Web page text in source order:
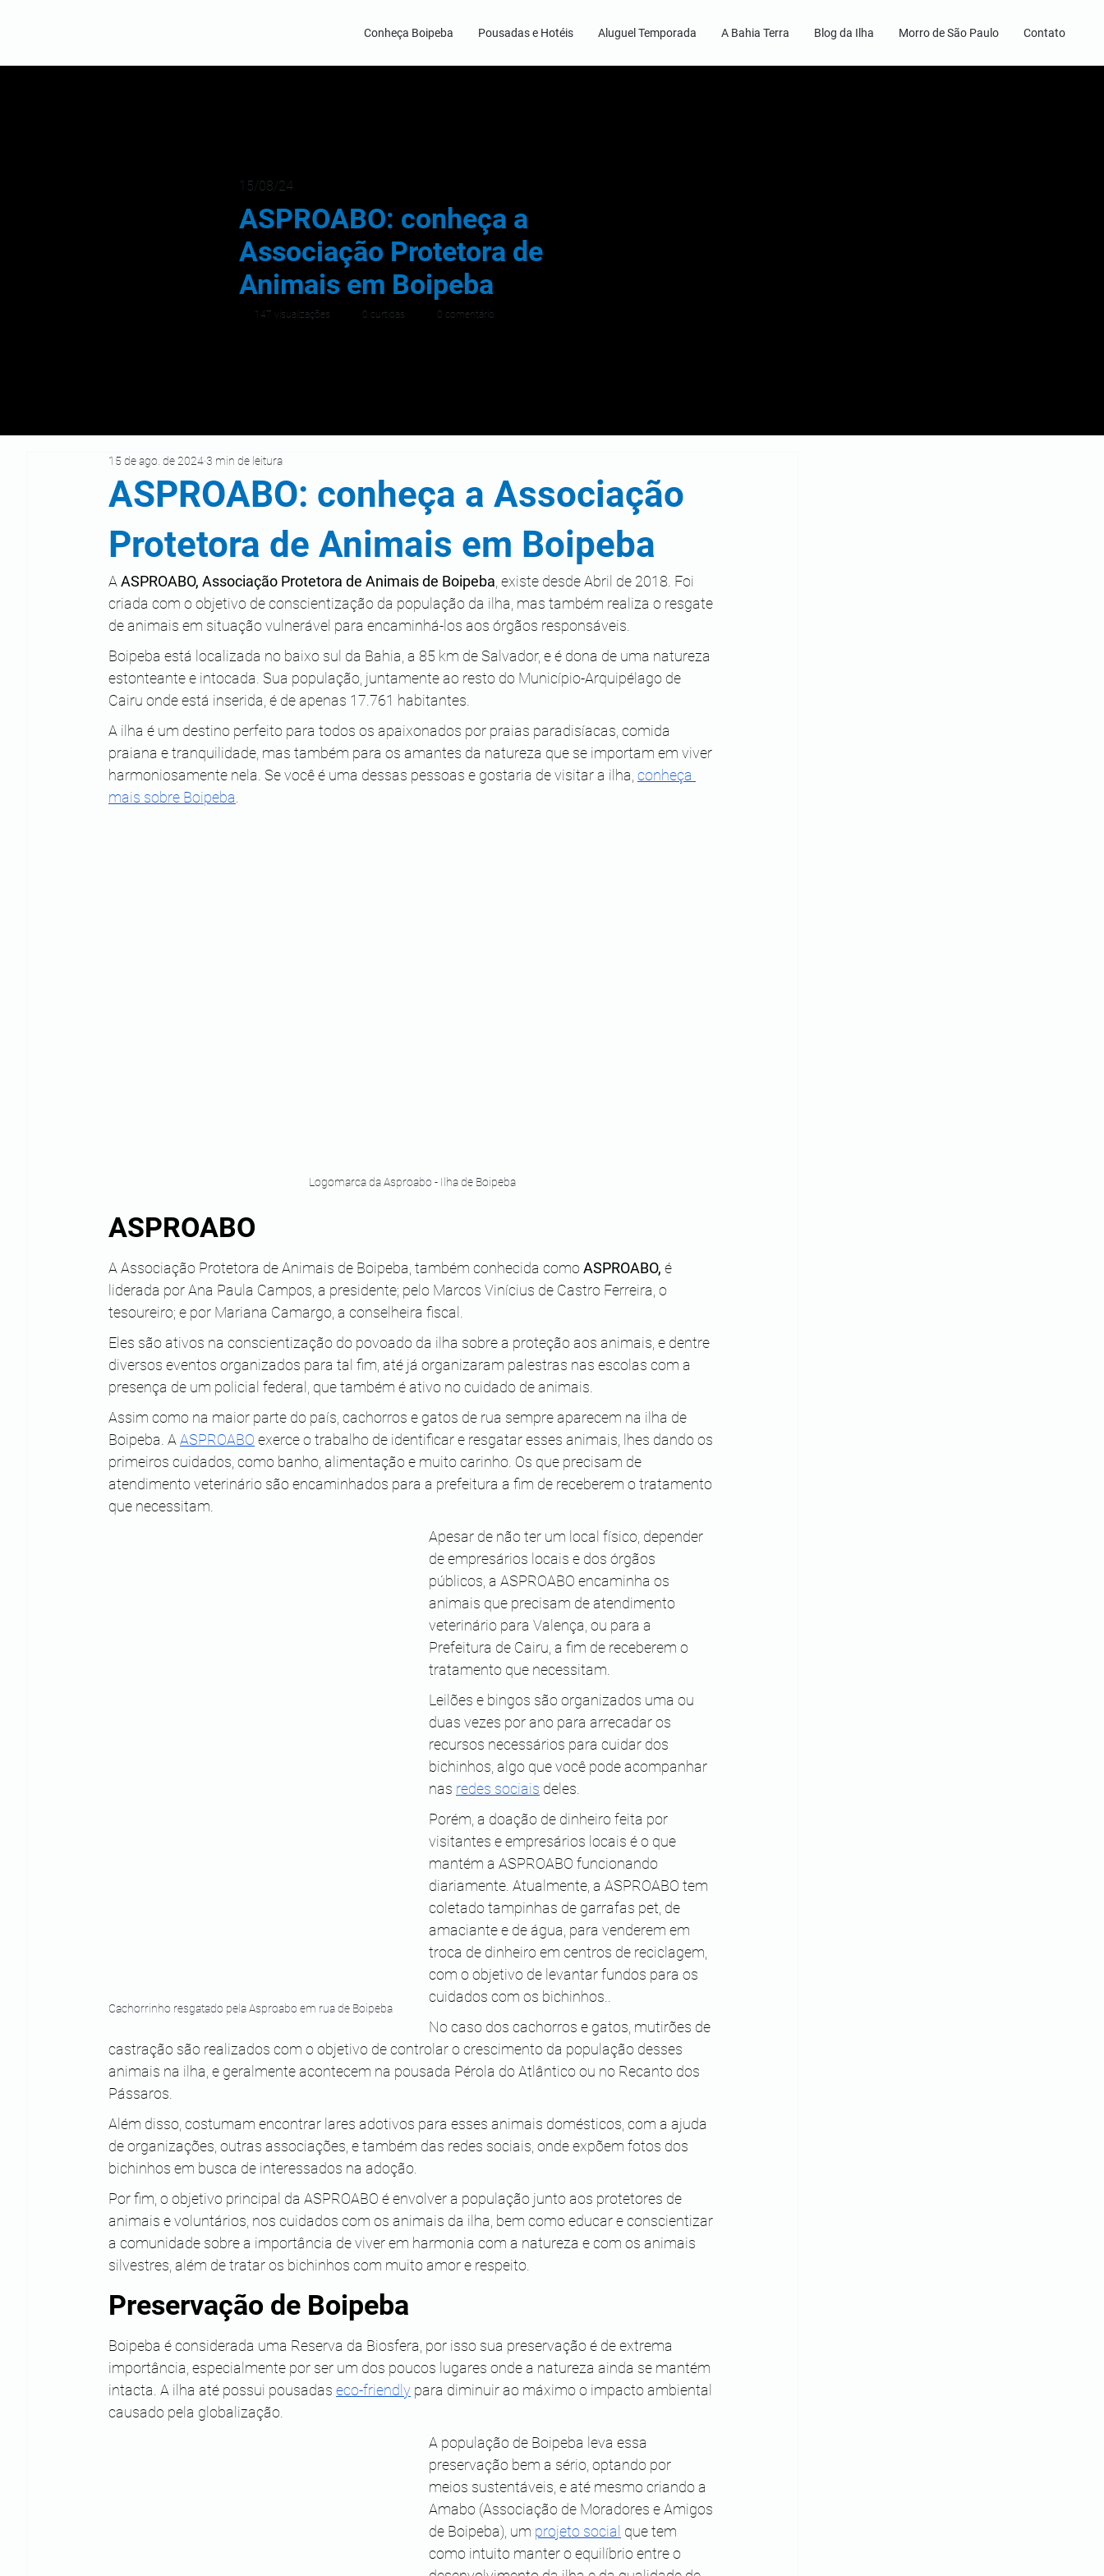
Conheça Boipeba Pousadas e Hotéis Aluguel Temporada A Bahia Terra Blog da Ilha Morro de São Paulo Contato
147 visualizações 0 curtidas 0 comentário
ASPROABO: conheça a
Associação Protetora de
Animais em Boipeba
15/08/24
ASPROABO: conheça a Associação
Protetora de Animais em Boipeba
15 de ago. de 20243 min de leitura
A ASPROABO, Associação Protetora de Animais de Boipeba , existe desde Abril de 2018. Foi
criada com o objetivo de conscientização da população da ilha, mas também realiza o resgate
de animais em situação vulnerável para encaminhá-los aos órgãos responsáveis.
Boipeba está localizada no baixo sul da Bahia, a 85 km de Salvador, e é dona de uma natureza
estonteante e intocada. Sua população, juntamente ao resto do Município-Arquipélago de
Cairu onde está inserida, é de apenas 17.761 habitantes.
A ilha é um destino perfeito para todos os apaixonados por praias paradisíacas, comida
praiana e tranquilidade, mas também para os amantes da natureza que se importam em viver
harmoniosamente nela. Se você é uma dessas pessoas e gostaria de visitar a ilha, conheça
mais sobre Boipeba
Logomarca da Asproabo - Ilha de Boipeba
ASPROABO
A Associação Protetora de Animais de Boipeba, também conhecida como ASPROABO, é
liderada por Ana Paula Campos, a presidente; pelo Marcos Vinícius de Castro Ferreira, o
tesoureiro; e por Mariana Camargo, a conselheira fiscal.
Eles são ativos na conscientização do povoado da ilha sobre a proteção aos animais, e dentre
diversos eventos organizados para tal fim, até já organizaram palestras nas escolas com a
presença de um policial federal, que também é ativo no cuidado de animais.
Assim como na maior parte do país, cachorros e gatos de rua sempre aparecem na ilha de
Boipeba. A ASPROABO exerce o trabalho de identificar e resgatar esses animais, lhes dando os
primeiros cuidados, como banho, alimentação e muito carinho. Os que precisam de
atendimento veterinário são encaminhados para a prefeitura a fim de receberem o tratamento
que necessitam.
Cachorrinho resgatado pela Asproabo em rua de Boipeba
Apesar de não ter um local físico, depender
de empresários locais e dos órgãos
públicos, a ASPROABO encaminha os
animais que precisam de atendimento
veterinário para Valença, ou para a
Prefeitura de Cairu, a fim de receberem o
tratamento que necessitam.
Leilões e bingos são organizados uma ou
duas vezes por ano para arrecadar os
recursos necessários para cuidar dos
bichinhos, algo que você pode acompanhar
nas redes sociais deles.
Porém, a doação de dinheiro feita por
visitantes e empresários locais é o que
mantém a ASPROABO funcionando
diariamente. Atualmente, a ASPROABO tem
coletado tampinhas de garrafas pet, de
amaciante e de água, para venderem em
troca de dinheiro em centros de reciclagem,
com o objetivo de levantar fundos para os
cuidados com os bichinhos..
No caso dos cachorros e gatos, mutirões de
castração são realizados com o objetivo de controlar o crescimento da população desses
animais na ilha, e geralmente acontecem na pousada Pérola do Atlântico ou no Recanto dos
Pássaros.
Além disso, costumam encontrar lares adotivos para esses animais domésticos, com a ajuda
de organizações, outras associações, e também das redes sociais, onde expõem fotos dos
bichinhos em busca de interessados na adoção.
Por fim, o objetivo principal da ASPROABO é envolver a população junto aos protetores de
animais e voluntários, nos cuidados com os animais da ilha, bem como educar e conscientizar
a comunidade sobre a importância de viver em harmonia com a natureza e com os animais
silvestres, além de tratar os bichinhos com muito amor e respeito.
Preservação de Boipeba
Boipeba é considerada uma Reserva da Biosfera, por isso sua preservação é de extrema
importância, especialmente por ser um dos poucos lugares onde a natureza ainda se mantém
intacta. A ilha até possui pousadas eco-friendly para diminuir ao máximo o impacto ambiental
causado pela globalização.
A população de Boipeba leva essa
preservação bem a sério, optando por
meios sustentáveis, e até mesmo criando a
Amabo (Associação de Moradores e Amigos
de Boipeba), um projeto social que tem
como intuito manter o equilíbrio entre o